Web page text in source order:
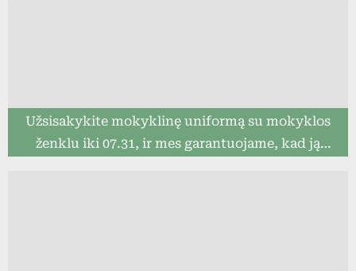
Užsisakykite mokyklinę uniformą su mokyklos
ženklu iki 07.31, ir mes garantuojame, kad ją